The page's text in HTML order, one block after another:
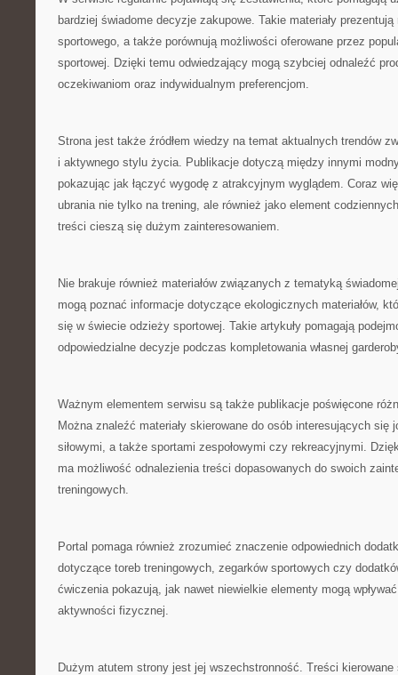
bardziej świadome decyzje zakupowe. Takie materiały
sportowego, a także porównują możliwości oferowane przez
sportowej. Dzięki temu odwiedzający mogą szybciej odnaleźć
oczekiwaniom oraz indywidualnym preferencjom.
Strona jest także źródłem wiedzy na temat aktualnych trendów
i aktywnego stylu życia. Publikacje dotyczą między innymi
pokazując jak łączyć wygodę z atrakcyjnym wyglądem. Coraz
ubrania nie tylko na trening, ale również jako element
treści cieszą się dużym zainteresowaniem.
Nie brakuje również materiałów związanych z tematyką
mogą poznać informacje dotyczące ekologicznych materiałów,
się w świecie odzieży sportowej. Takie artykuły pomagają
odpowiedzialne decyzje podczas kompletowania własnej
Ważnym elementem serwisu są także publikacje poświęcone
Można znaleźć materiały skierowane do osób interesujących się
siłowymi, a także sportami zespołowymi czy rekreacyjnymi.
ma możliwość odnalezienia treści dopasowanych do swoich
treningowych.
Portal pomaga również zrozumieć znaczenie odpowiednich
dotyczące toreb treningowych, zegarków sportowych czy
ćwiczenia pokazują, jak nawet niewielkie elementy mogą
aktywności fizycznej.
Dużym atutem strony jest jej wszechstronność. Treści